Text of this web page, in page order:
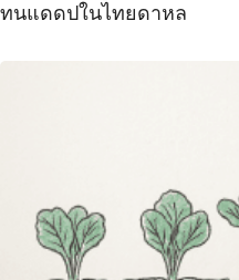
ทนแดดปในไทยดาหล